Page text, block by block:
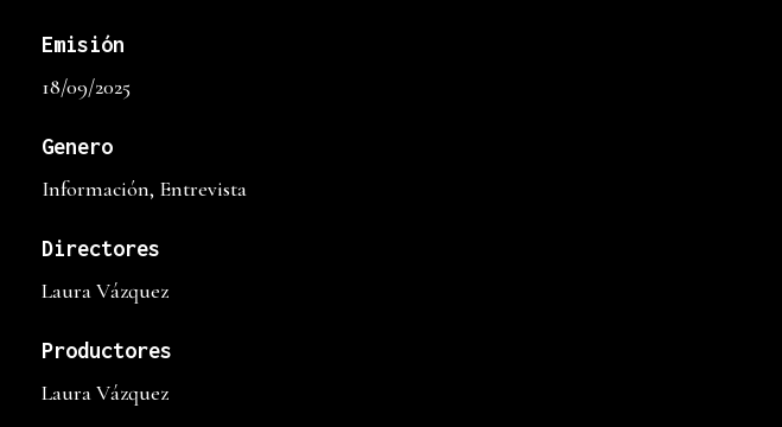
Emisión
18/09/2025
Genero
Información, Entrevista
Directores
Laura Vázquez
Productores
Laura Vázquez